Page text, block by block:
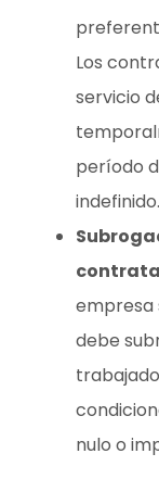
Los
servicio
período
indefinido.
contrata
empresa
debe
nulo o